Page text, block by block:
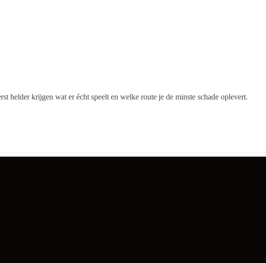
helder krijgen wat er écht speelt en welke route je de minste schade oplevert.